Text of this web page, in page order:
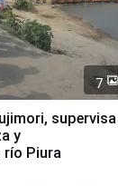
7
supervisa
y
río Piura